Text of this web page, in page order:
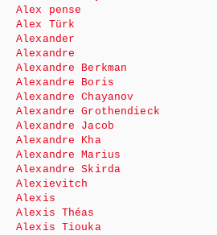
Alex pense
Alex Türk
Alexander
Alexandre
Alexandre Berkman
Alexandre Boris
Alexandre Chayanov
Alexandre Grothendieck
Alexandre Jacob
Alexandre Kha
Alexandre Marius
Alexandre Skirda
Alexievitch
Alexis
Alexis Théas
Alexis Tiouka